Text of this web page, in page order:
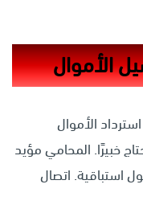
الأموال
الأموال
خبيرًا. المحامي مؤيد
استباقية. اتصال